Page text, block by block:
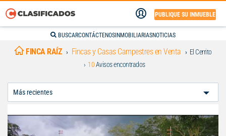
PUBLIQUE SU INMUEBLE
BUSCARCONTÁCTENOS INMOBILIARIASNOTICIAS
FINCA RAÍZ Fincas y Casas Campestres en Venta
El Cerrito
10Avisos encontrados